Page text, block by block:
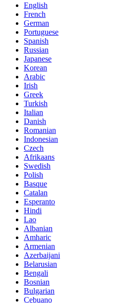
English
French
German
Portuguese
Spanish
Russian
Japanese
Korean
Arabic
Irish
Greek
Turkish
Italian
Danish
Romanian
Indonesian
Czech
Afrikaans
Swedish
Polish
Basque
Catalan
Esperanto
Hindi
Lao
Albanian
Amharic
Armenian
Azerbaijani
Belarusian
Bengali
Bosnian
Bulgarian
Cebuano